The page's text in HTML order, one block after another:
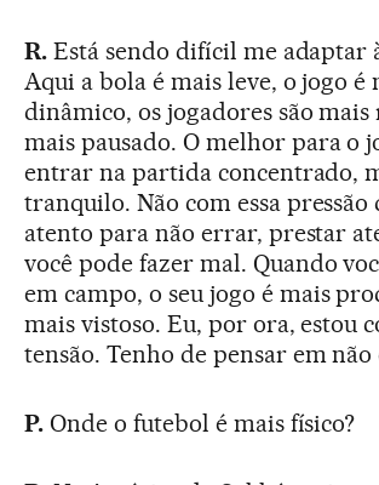
R.Está sendo difícil me adaptar
Aqui a bola é mais leve, o jogo é
dinâmico, os jogadores são mais
mais pausado. O melhor para o
entrar na partida concentrado,
tranquilo. Não com essa pressão
atento para não errar, prestar
você pode fazer mal. Quando
em campo, o seu jogo é mais
mais vistoso. Eu, por ora, estou
tensão. Tenho de pensar em
P.Onde o futebol é mais físico?